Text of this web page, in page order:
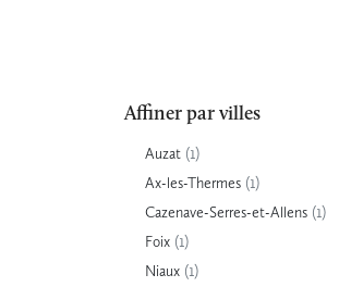
Affiner par villes
Auzat (1)
Ax-les-Thermes (1)
Cazenave-Serres-et-Allens (1)
Foix (1)
Niaux (1)